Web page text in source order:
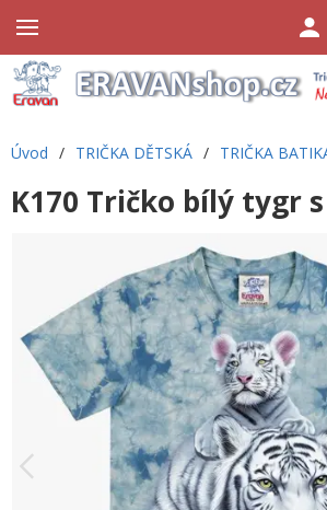
Úvod / TRIČKA DĚTSKÁ / TRIČKA
K170 Tričko bílý tygr